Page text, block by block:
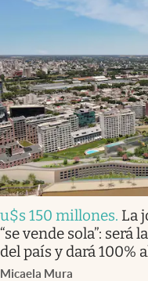
u$s 150 millones. La
“se vende sola”: será
del país y dará 100%
Micaela Mura